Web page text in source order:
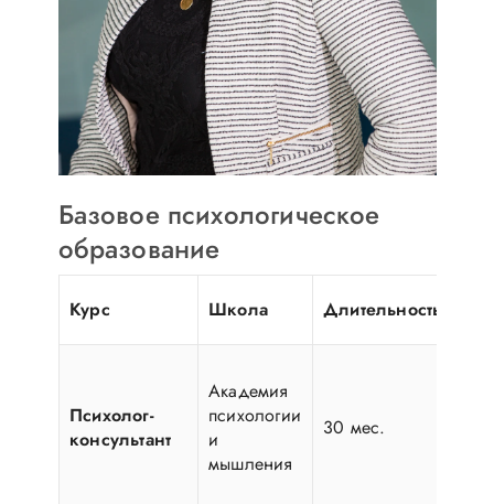
Базовое психологическое
образование
Курс Школа Длительность
Психолог-
консультант
Академия
психологии
и
мышления
30 мес.